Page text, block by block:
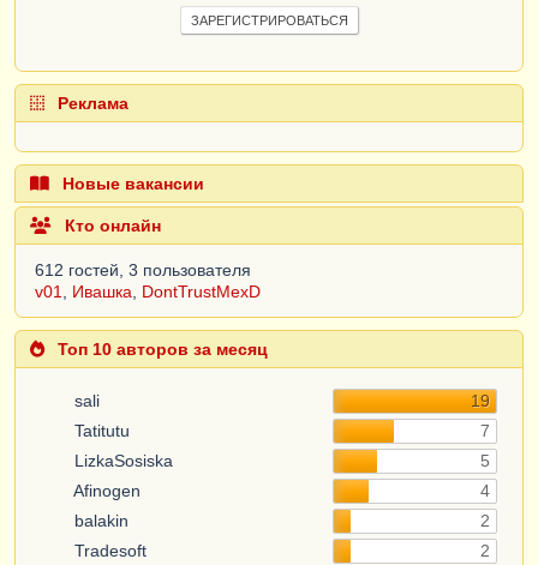
ЗАРЕГИСТРИРОВАТЬСЯ
Реклама
Новые вакансии
Кто онлайн
612 гостей, 3 пользователя
v01, Ивашка, DontTrustMexD
Топ 10 авторов за месяц
sali
19
Tatitutu
7
LizkaSosiska
5
Afinogen
4
balakin
2
Tradesoft
2